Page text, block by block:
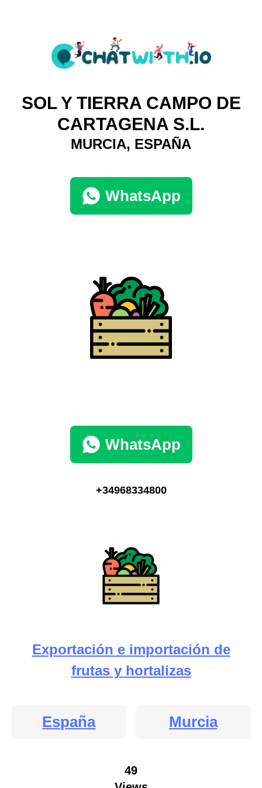
SOL Y TIERRA CAMPO DE
CARTAGENA S.L.
MURCIA, ESPAÑA
WhatsApp
WhatsApp
+34968334800
Exportación e importación de
frutas y hortalizas
España Murcia
49